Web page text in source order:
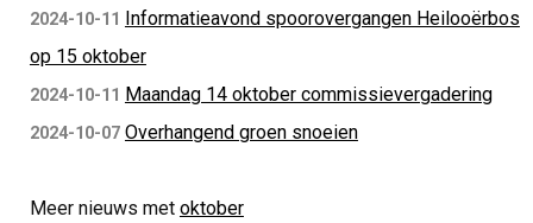
2024-10-11 Informatieavond spoorovergangen Heilooërbos
op 15 oktober
2024-10-11 Maandag 14 oktober commissievergadering
2024-10-07 Overhangend groen snoeien
Meer nieuws met oktober